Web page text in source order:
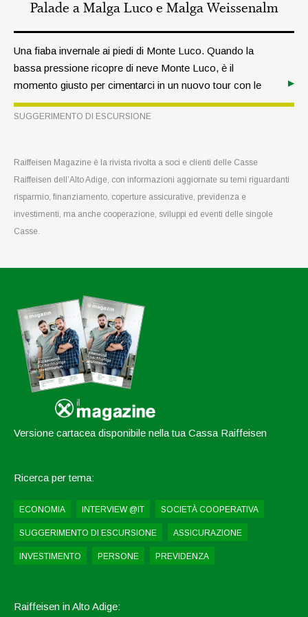
Palade a Malga Luco e Malga Weissenalm
Una fiaba invernale ai piedi di Monte Luco. Quando la
bassa pressione ricopre di neve Monte Luco, è il
momento giusto per cimentarci in un nuovo tour con le
ciaspole. Partiamo dal Passo delle Palade su una
forestale in direzione di Malga Luco.
SUGGERIMENTO DI ESCURSIONE
Raiffeisen Magazine è la rivista rivolta a soci e clienti delle Casse
Raiffeisen dell’Alto Adige, con informazioni aggiornate su temi riguardanti
risparmio, finanziamento, coperture assicurative, previdenza e
investimenti, ma anche cooperazione, sviluppi ed eventi delle singole
Casse.
Versione cartacea disponibile nella tua Cassa Raiffeisen
Ricerca per tema:
ECONOMIA INTERVIEW @IT SOCIETÀ COOPERATIVA
SUGGERIMENTO DI ESCURSIONE ASSICURAZIONE
INVESTIMENTO PERSONE PREVIDENZA
Raiffeisen in Alto Adige: